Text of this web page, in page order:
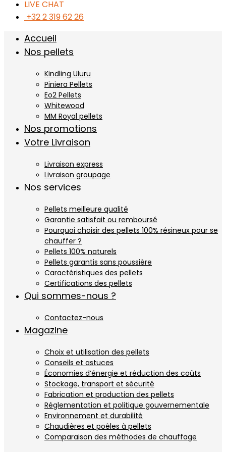
LIVE CHAT
+32 2 319 62 26
Accueil
Nos pellets
Kindling Uluru
Piniera Pellets
Eo2 Pellets
Whitewood
MM Royal pellets
Nos promotions
Votre Livraison
Livraison express
Livraison groupage
Nos services
Pellets meilleure qualité
Garantie satisfait ou remboursé
Pourquoi choisir des pellets 100% résineux pour se
chauffer ?
Pellets 100% naturels
Pellets garantis sans poussière
Caractéristiques des pellets
Certifications des pellets
Qui sommes-nous ?
Contactez-nous
Magazine
Choix et utilisation des pellets
Conseils et astuces
Économies d’énergie et réduction des coûts
Stockage, transport et sécurité
Fabrication et production des pellets
Réglementation et politique gouvernementale
Environnement et durabilité
Chaudières et poêles à pellets
Comparaison des méthodes de chauffage